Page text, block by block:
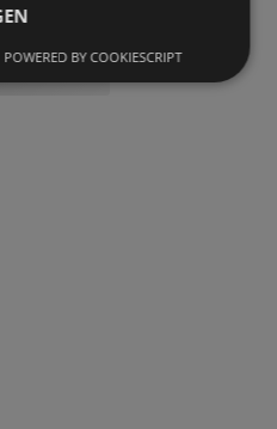
POWERED BY COOKIESCRIPT